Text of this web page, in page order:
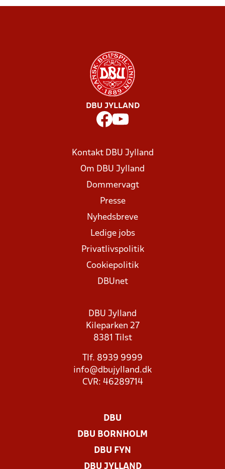
DBU JYLLAND
Kontakt DBU Jylland
Om DBU Jylland
Dommervagt
Presse
Nyhedsbreve
Ledige jobs
Privatlivspolitik
Cookiepolitik
DBUnet
DBU Jylland
Kileparken 27
8381 Tilst
Tlf. 8939 9999
info@dbujylland.dk
CVR: 46289714
DBU
DBU BORNHOLM
DBU FYN
DBU JYLLAND